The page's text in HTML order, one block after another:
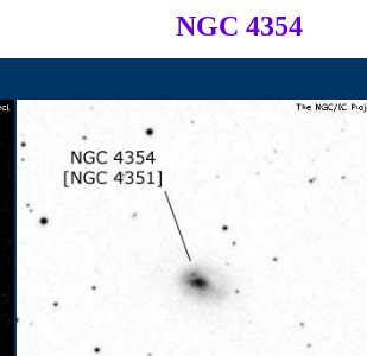
NGC 4354